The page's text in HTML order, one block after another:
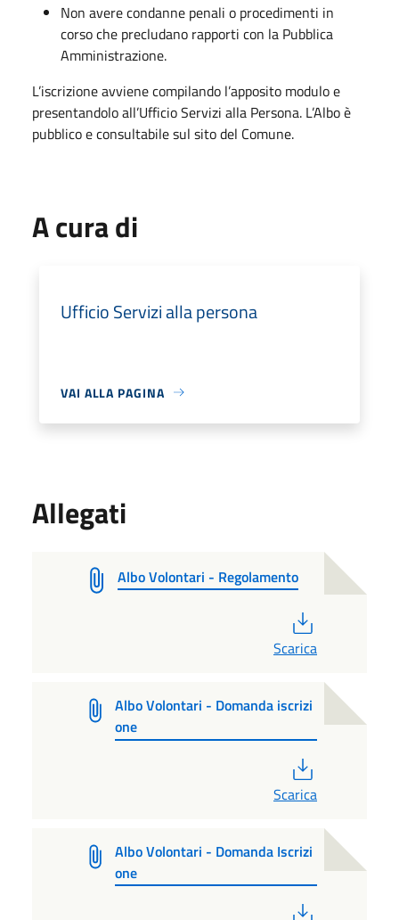
Non avere condanne penali o procedimenti in
corso che precludano rapporti con la Pubblica
Amministrazione.
L’iscrizione avviene compilando l’apposito modulo e
presentandolo all’Ufficio Servizi alla Persona. L’Albo è
pubblico e consultabile sul sito del Comune.
A cura di
Ufficio Servizi alla persona
VAI ALLA PAGINA
Allegati
Albo Volontari - Regolamento
Scarica
Albo Volontari - Domanda iscrizi
one
Scarica
Albo Volontari - Domanda Iscrizi
one